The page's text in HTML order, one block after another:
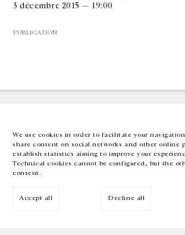
We use cookies in order to facilitate your
share content on social networks and other online
establish statistics aiming to improve your
Technical cookies cannot be configured, but the
consent.
Accept all Decline all
3 décembre 2015 — 19:00
PUBLICATION
10 RUE CHARLOT, 75003 PARIS
EN FR 中文 Facebook Instagram
Inscrivez-vous à notre newsletter